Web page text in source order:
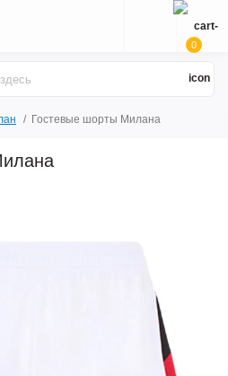
0
Гостевые шорты Милана